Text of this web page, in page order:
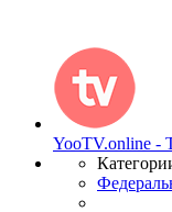
YooTV.online -